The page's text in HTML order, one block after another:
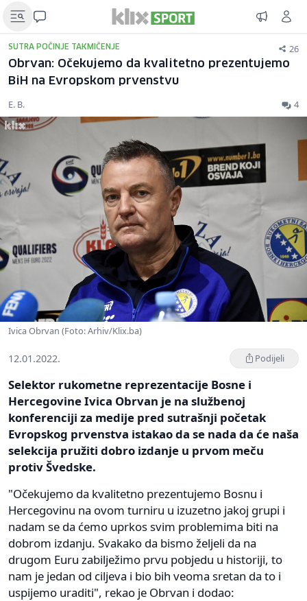
SUTRA POČINJE TAKMIČENJE 26
Obrvan: Očekujemo da kvalitetno prezentujemo
BiH na Evropskom prvenstvu
E. B. 4
Ivica Obrvan (Foto: Arhiv/Klix.ba)
12.01.2022. Podijeli
Selektor rukometne reprezentacije Bosne i
Hercegovine Ivica Obrvan je na službenoj
konferenciji za medije pred sutrašnji početak
Evropskog prvenstva istakao da se nada da će naša
selekcija pružiti dobro izdanje u prvom meču
protiv Švedske.
"Očekujemo da kvalitetno prezentujemo Bosnu i
Hercegovinu na ovom turniru u izuzetno jakoj grupi i
nadam se da ćemo uprkos svim problemima biti na
dobrom izdanju. Svakako da bismo željeli da na
drugom Euru zabilježimo prvu pobjedu u historiji, to
nam je jedan od ciljeva i bio bih veoma sretan da to i
uspijemo uraditi", rekao je Obrvan i dodao: